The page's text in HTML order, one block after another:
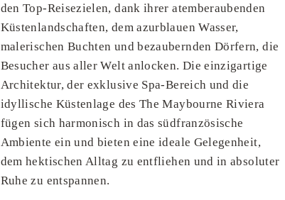
den Top-Reisezielen, dank ihrer atemberaubenden
Küstenlandschaften, dem azurblauen Wasser,
malerischen Buchten und bezaubernden Dörfern, die
Besucher aus aller Welt anlocken. Die einzigartige
Architektur, der exklusive Spa-Bereich und die
idyllische Küstenlage des The Maybourne Riviera
fügen sich harmonisch in das südfranzösische
Ambiente ein und bieten eine ideale Gelegenheit,
dem hektischen Alltag zu entfliehen und in absoluter
Ruhe zu entspannen.